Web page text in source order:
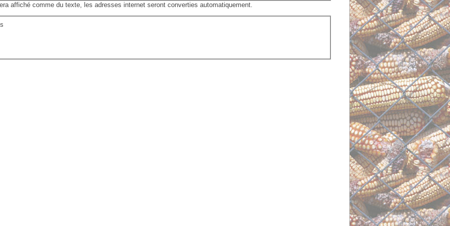
affiché comme du texte, les adresses internet seront converties automatiquement.